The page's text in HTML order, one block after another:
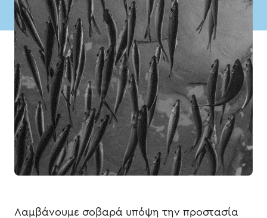
Λαμβάνουμε σοβαρά υπόψη την προστασία